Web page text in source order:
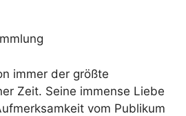
immer der größte
Zeit. Seine immense Liebe
vom Publikum